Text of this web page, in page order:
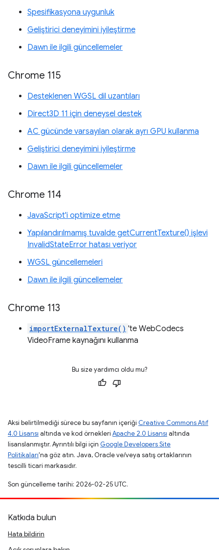
Spesifikasyona uygunluk
Geliştirici deneyimini iyileştirme
Dawn ile ilgili güncellemeler
Chrome 115
Desteklenen WGSL dil uzantıları
Direct3D 11 için deneysel destek
AC gücünde varsayılan olarak ayrı GPU kullanma
Geliştirici deneyimini iyileştirme
Dawn ile ilgili güncellemeler
Chrome 114
JavaScript'i optimize etme
Yapılandırılmamış tuvalde getCurrentTexture() işlevi
InvalidStateError hatası veriyor
WGSL güncellemeleri
Dawn ile ilgili güncellemeler
Chrome 113
importExternalTexture() 'te WebCodecs
VideoFrame kaynağını kullanma
Bu size yardımcı oldu mu?
Aksi belirtilmediği sürece bu sayfanın içeriği Creative Commons Atıf
4.0 Lisansı altında ve kod örnekleri Apache 2.0 Lisansı altında
lisanslanmıştır. Ayrıntılı bilgi için Google Developers Site
Politikaları'na göz atın. Java, Oracle ve/veya satış ortaklarının
tescilli ticari markasıdır.
Son güncelleme tarihi: 2026-02-25 UTC.
Katkıda bulun
Hata bildirin